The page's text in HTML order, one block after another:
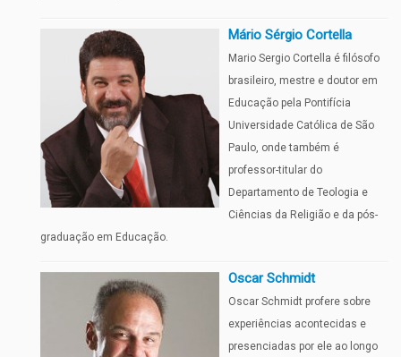
Mário Sérgio Cortella
Mario Sergio Cortella é filósofo
brasileiro, mestre e doutor em
Educação pela Pontifícia
Universidade Católica de São
Paulo, onde também é
professor-titular do
Departamento de Teologia e
Ciências da Religião e da pós-
graduação em Educação.
Oscar Schmidt
Oscar Schmidt profere sobre
experiências acontecidas e
presenciadas por ele ao longo